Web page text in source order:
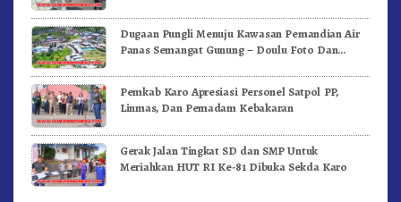
Dugaan Pungli Menuju Kawasan Pemandian Air
Panas Semangat Gunung – Doulu Foto Dan
Pemkab Karo Apresiasi Personel Satpol PP,
Linmas, Dan Pemadam Kebakaran
Gerak Jalan Tingkat SD dan SMP Untuk
Meriahkan HUT RI Ke-81 Dibuka Sekda Karo